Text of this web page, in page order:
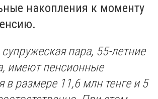
накопления к моменту
пара, 55-летние
имеют пенсионные
в размере 11,6 млн тенге и 5